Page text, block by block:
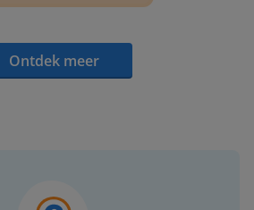
Ontdek meer